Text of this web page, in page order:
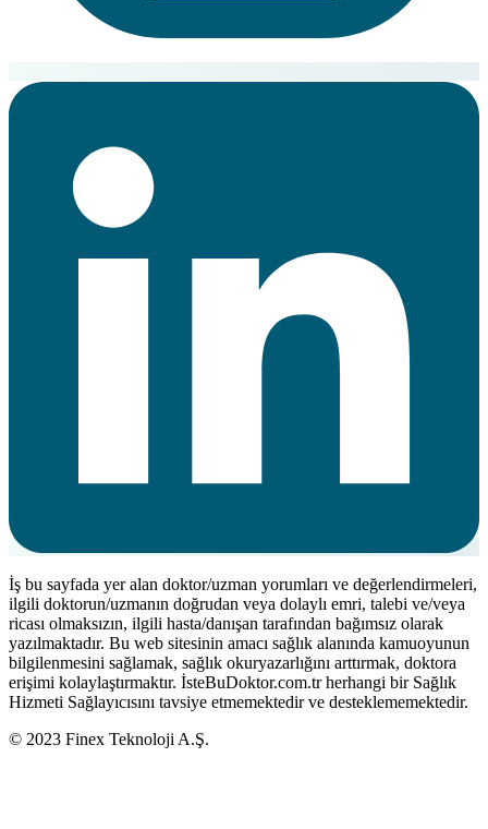
İş bu sayfada yer alan doktor/uzman yorumları ve değerlendirmeleri,
ilgili doktorun/uzmanın doğrudan veya dolaylı emri, talebi ve/veya
ricası olmaksızın, ilgili hasta/danışan tarafından bağımsız olarak
yazılmaktadır. Bu web sitesinin amacı sağlık alanında kamuoyunun
bilgilenmesini sağlamak, sağlık okuryazarlığını arttırmak, doktora
erişimi kolaylaştırmaktır. İsteBuDoktor.com.tr herhangi bir Sağlık
Hizmeti Sağlayıcısını tavsiye etmemektedir ve desteklememektedir.
© 2023 Finex Teknoloji A.Ş.